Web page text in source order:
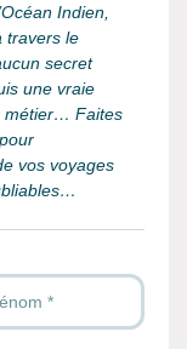
Indien,
travers le
secret
une vraie
métier… Faites
vos voyages